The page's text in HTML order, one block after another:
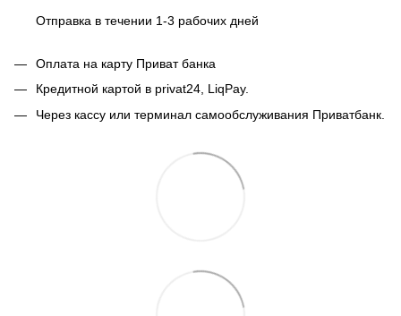
Отправка в течении 1-3 рабочих дней
Оплата на карту Приват банка
Кредитной картой в privat24, LiqPay.
Через кассу или терминал самообслуживания Приватбанк.